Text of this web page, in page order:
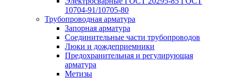
10704-91/10705-80
Трубопроводная арматура
Запорная арматура
Соединительные части трубопроводов
Люки и дождеприемники
Предохранительная и регулирующая
арматура
Метизы